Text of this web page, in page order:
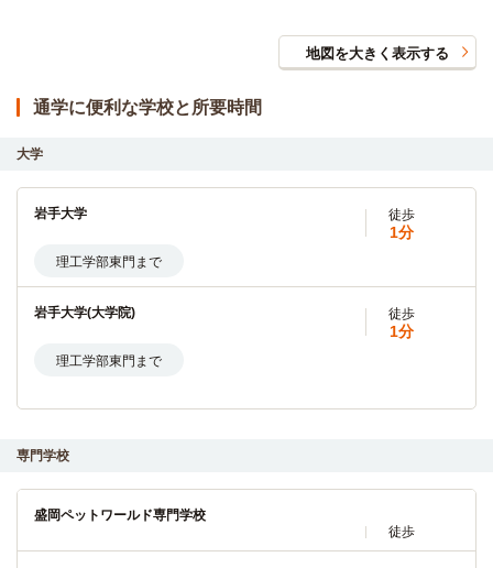
地図を大きく表示する
通学に便利な学校と所要時間
大学
岩手大学 徒歩
1分
理工学部東門まで
岩手大学(大学院) 徒歩
1分
理工学部東門まで
専門学校
盛岡ペットワールド専門学校
徒歩